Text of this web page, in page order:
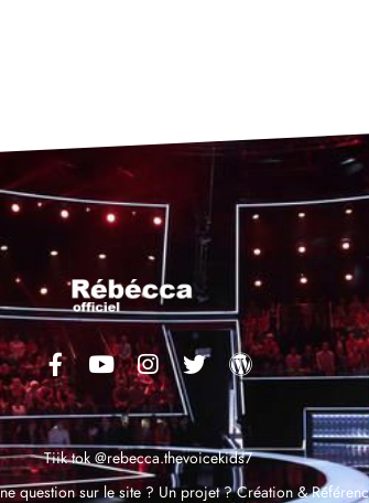
Tiik tok @rebecca.thevoicekids7
question sur le site ? Un projet ?Création &